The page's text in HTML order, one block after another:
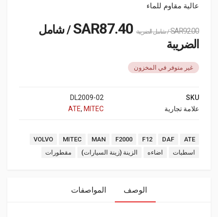
عالية مقاوم للماء
SAR92.00 / شامل الضريبة SAR87.40
/ شامل
الضريبة
غير متوفر في المخزون
SKU
02-DL2009
علامة تجارية
ATE, MITEC
Tags:
ATE
DAF
F12
F2000
MAN
MITEC
VOLVO
اسطبات
اضاءه الزينة (زينة السيارات) مقطورات
الوصف المواصفات